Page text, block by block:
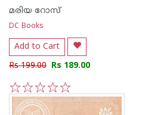
മരിയ റോസ്
DC Books
Add to Cart
Rs 199.00 Rs 189.00
5
4
3
2
1